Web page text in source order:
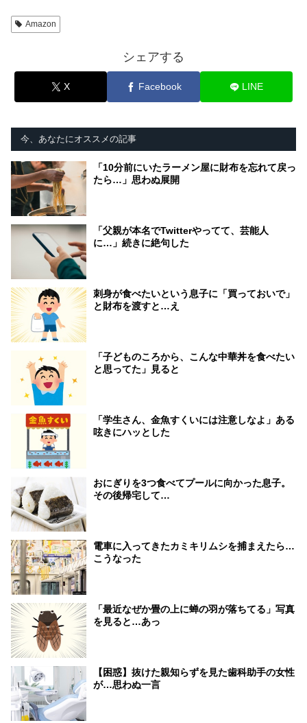
Amazon
シェアする
X Facebook LINE
今、あなたにオススメの記事
「10分前にいたラーメン屋に財布を忘れて戻っ
たら…」思わぬ展開
「父親が本名でTwitterやってて、芸能人
に…」続きに絶句した
刺身が食べたいという息子に「買っておいで」
と財布を渡すと…え
「子どものころから、こんな中華丼を食べたい
と思ってた」見ると
「学生さん、金魚すくいには注意しなよ」ある
呟きにハッとした
おにぎりを3つ食べてプールに向かった息子。
その後帰宅して…
電車に入ってきたカミキリムシを捕まえたら…
こうなった
「最近なぜか畳の上に蝉の羽が落ちてる」写真
を見ると…あっ
【困惑】抜けた親知らずを見た歯科助手の女性
が…思わぬ一言